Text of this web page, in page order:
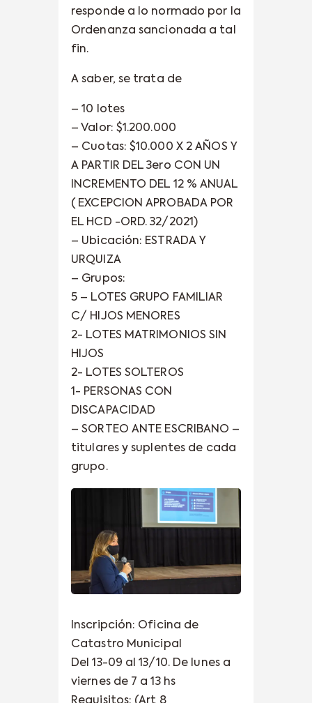
responde a lo normado por la
Ordenanza sancionada a tal
fin.
A saber, se trata de
– 10 lotes
– Valor: $1.200.000
– Cuotas: $10.000 X 2 AÑOS Y
A PARTIR DEL 3ero CON UN
INCREMENTO DEL 12 % ANUAL
( EXCEPCION APROBADA POR
EL HCD -ORD. 32/2021)
– Ubicación: ESTRADA Y
URQUIZA
– Grupos:
5 – LOTES GRUPO FAMILIAR
C/ HIJOS MENORES
2- LOTES MATRIMONIOS SIN
HIJOS
2- LOTES SOLTEROS
1- PERSONAS CON
DISCAPACIDAD
– SORTEO ANTE ESCRIBANO –
titulares y suplentes de cada
grupo.
Inscripción: Oficina de
Catastro Municipal
Del 13-09 al 13/10. De lunes a
viernes de 7 a 13 hs